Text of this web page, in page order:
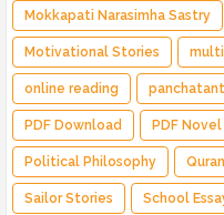
Mokkapati Narasimha Sastry
Motivational Stories
online reading
PDF Download PDF Novel
Political Philosophy
Sailor Stories School